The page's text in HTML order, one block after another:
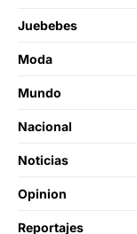
Juebebes
Moda
Mundo
Nacional
Noticias
Opinion
Reportajes